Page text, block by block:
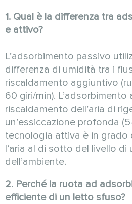
1. Qual è la differenza tra
e attivo?
L’adsorbimento passivo
differenza di umidità tra i
riscaldamento aggiuntivo
60 giri/min).
riscaldamento dell’aria di
un’essiccazione profonda
tecnologia attiva è in grado
l’aria al di sotto del livello di
dell’ambiente.
2. Perché la ruota ad
efficiente di un letto sfuso?